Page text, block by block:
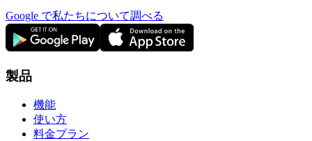
Google で私たちについて調べる
製品
機能
使い方
料金プラン